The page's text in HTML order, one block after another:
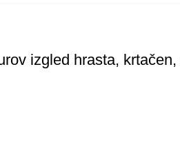
izgled hrasta,